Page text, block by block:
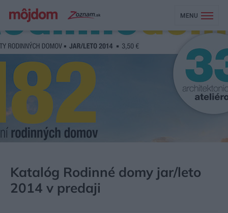
MENU
Katalóg Rodinné domy jar/leto
2014 v predaji